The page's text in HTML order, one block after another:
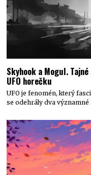
Skyhook a Mogul.
UFO horečku
UFO je fenomén, který
se odehrály dva významné